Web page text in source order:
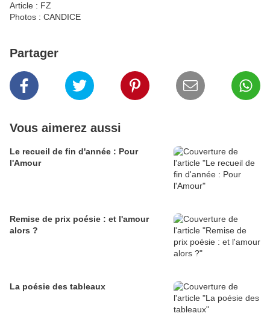
Article : FZ
Photos : CANDICE
Partager
Vous aimerez aussi
Le recueil de fin d'année : Pour
l'Amour
Remise de prix poésie : et l'amour
alors ?
La poésie des tableaux